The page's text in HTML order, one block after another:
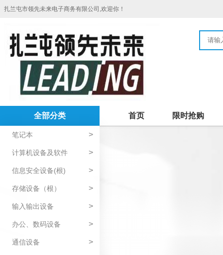
扎兰屯市领先未来电子商务有限公司,欢迎你！
全部分类
笔记本 >
计算机设备及软件 >
信息安全设备(根) >
存储设备（根） >
输入输出设备 >
办公、数码设备 >
通信设备 >
首页 限时抢购